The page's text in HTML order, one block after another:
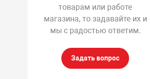
товарам или работе
магазина, то задавайте их и
мы с радостью ответим.
Задать вопрос